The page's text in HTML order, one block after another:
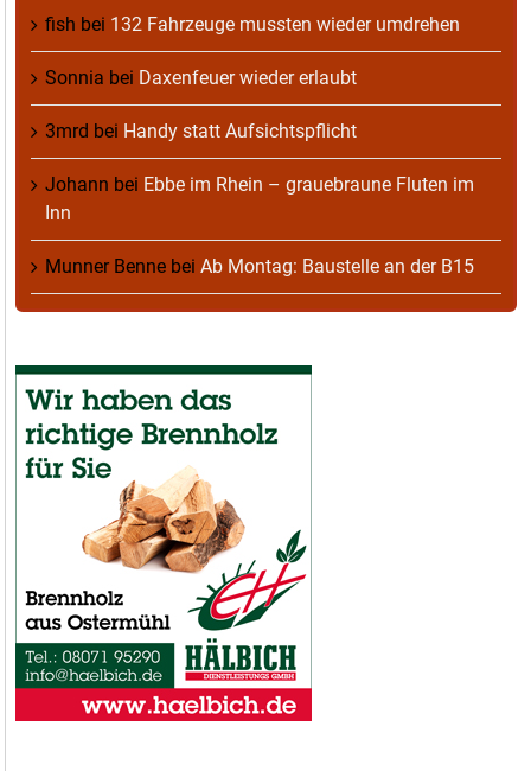
fish bei 132 Fahrzeuge mussten wieder umdrehen
Sonnia bei Daxenfeuer wieder erlaubt
3mrd bei Handy statt Aufsichtspflicht
Johann bei Ebbe im Rhein – grauebraune Fluten im
Inn
Munner Benne bei Ab Montag: Baustelle an der B15